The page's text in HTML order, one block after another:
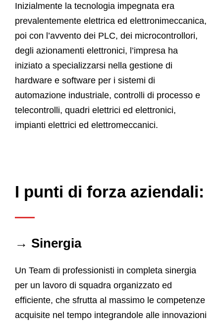
Inizialmente la tecnologia impegnata era
prevalentemente elettrica ed elettronimeccanica,
poi con l’avvento dei PLC, dei microcontrollori,
degli azionamenti elettronici, l’impresa ha
iniziato a specializzarsi nella gestione di
hardware e software per i sistemi di
automazione industriale, controlli di processo e
telecontrolli, quadri elettrici ed elettronici,
impianti elettrici ed elettromeccanici.
I punti di forza aziendali:
→ Sinergia
Un Team di professionisti in completa sinergia
per un lavoro di squadra organizzato ed
efficiente, che sfrutta al massimo le competenze
acquisite nel tempo integrandole alle innovazioni